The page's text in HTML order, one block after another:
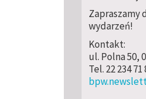
Zapraszamy
wydarzeń!
Kontakt:
ul. Polna 50,
Tel. 22 234 71